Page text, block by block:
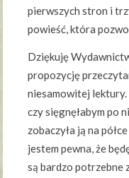
pierwszych stron i
powieść, która
Dziękuję
propozycję
niesamowitej lektury.
czy sięgnęłabym po
zobaczyła ją na
jestem pewna, że
są bardzo potrzebne